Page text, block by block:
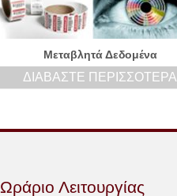
Μεταβλητά Δεδομένα
ΔΙΑΒΆΣΤΕ ΠΕΡΙΣΣΌΤΕΡΑ
Ωράριο Λειτουργίας